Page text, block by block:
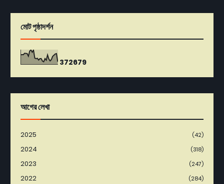
মোট পৃষ্ঠাদর্শন
372679
আগের লেখা
2025 (42)
2024 (318)
2023 (247)
2022 (284)